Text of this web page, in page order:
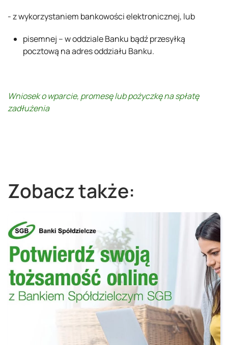
- z wykorzystaniem bankowości elektronicznej, lub
pisemnej – w oddziale Banku bądź przesyłką
pocztową na adres oddziału Banku.
Wniosek o wparcie, promesę lub pożyczkę na spłatę
zadłużenia
Zobacz także: